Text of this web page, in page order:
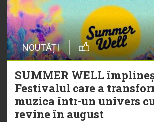
NOUTĂȚI
SUMMER WELL
Festivalul care a
muzica într-un univers
revine în august